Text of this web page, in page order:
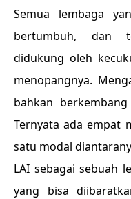
Semua lembaga
bertumbuh, dan
didukung oleh
menopangnya.
bahkan
Ternyata ada empat
satu modal
LAI sebagai sebuah
yang bisa